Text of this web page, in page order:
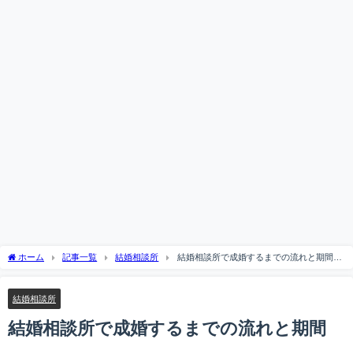
ホーム 記事一覧 結婚相談所
結婚相談所で成婚するまでの流れと期間
結婚相談所
結婚相談所で成婚するまでの流れと期間